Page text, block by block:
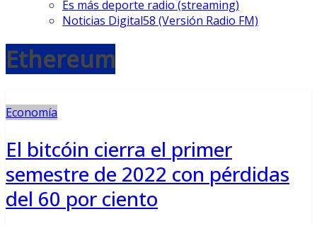
Es más deporte radio (streaming)
Noticias Digital58 (Versión Radio FM)
Ethereum
Economía
El bitcóin cierra el primer
semestre de 2022 con pérdidas
del 60 por ciento